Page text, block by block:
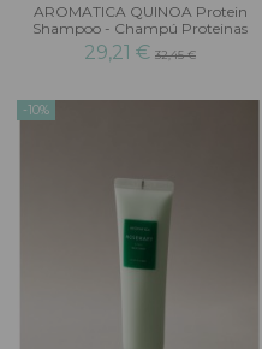
AROMATICA QUINOA Protein
Shampoo - Champú Proteinas
29,21 € 32,45 €
-10%